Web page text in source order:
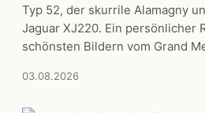
Typ 52, der skurrile Alamagny
Jaguar XJ220. Ein persönlicher
schönsten Bildern vom Grand
03.08.2026